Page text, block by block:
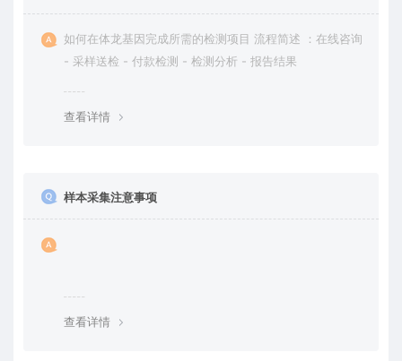
如何在体龙基因完成所需的检测项目 流程简述 ：在线咨询
- 采样送检 - 付款检测 - 检测分析 - 报告结果
查看详情
样本采集注意事项
查看详情